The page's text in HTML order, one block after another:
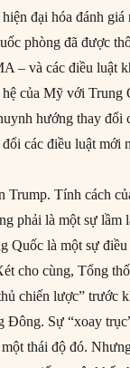
đại hóa đánh
phòng đã được
– và các điều luật
của Mỹ với
hướng thay đổi
các điều luật mới
Tính cách
phải là một sự lầm
Quốc là một sự
cho cùng, Tổng
chiến lược” trước
Sự “xoay
thái độ đó.